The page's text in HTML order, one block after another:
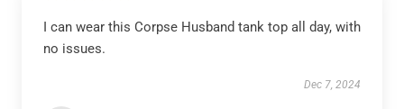
I can wear this Corpse Husband tank top all day, with
no issues.
Dec 7, 2024